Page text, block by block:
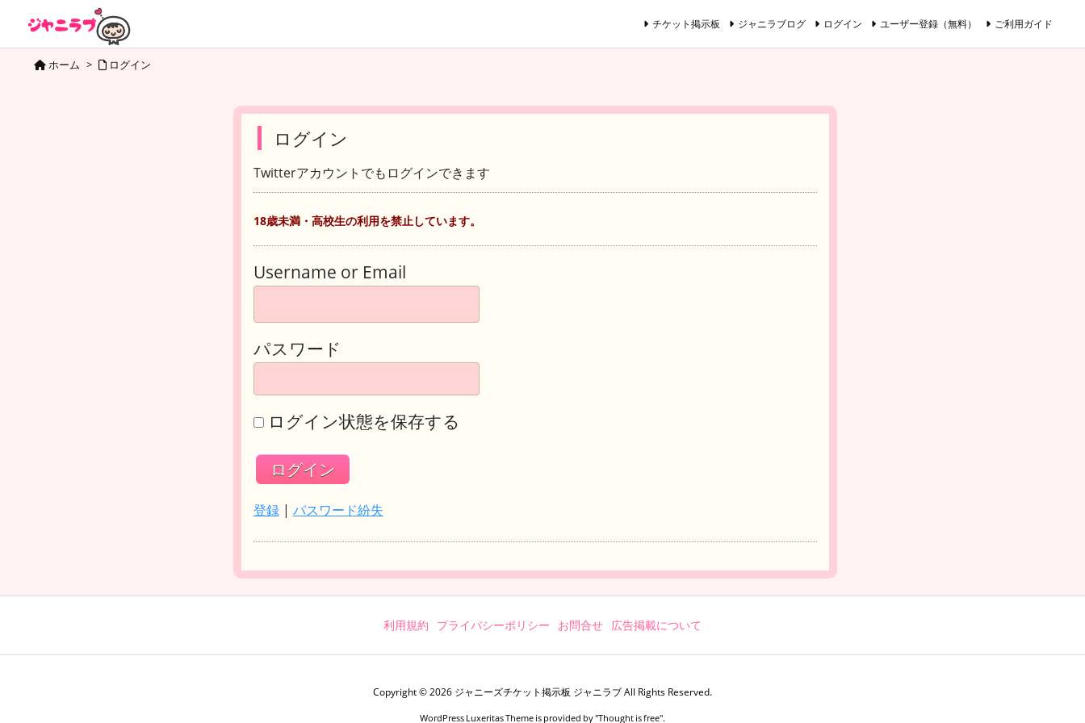
チケット掲示板 ジャニラブログ ログイン ユーザー登録（無料） ご利用ガイド
ホーム > ログイン
ログイン
Twitterアカウントでもログインできます
18歳未満・高校生の利用を禁止しています。
Username or Email
パスワード
ログイン状態を保存する
登録| パスワード紛失
利用規約 プライバシーポリシー お問合せ 広告掲載について
Copyright ©2026 ジャニーズチケット掲示板 ジャニラブAll Rights Reserved.
WordPress Luxeritas Theme is provided by "Thought is free".